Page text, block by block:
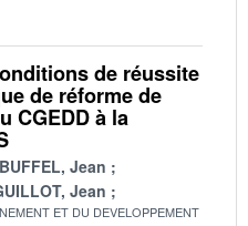
de réussite
de réforme de
CGEDD à la
Jean
Jean
ET DU DEVELOPPEMENT